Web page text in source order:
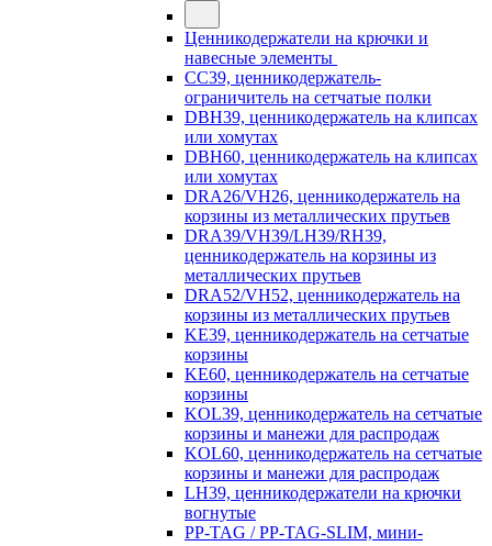
Ценникодержатели на крючки и
навесные элементы
CC39, ценникодержатель-
ограничитель на сетчатые полки
DBH39, ценникодержатель на клипсах
или хомутах
DBH60, ценникодержатель на клипсах
или хомутах
DRA26/VH26, ценникодержатель на
корзины из металлических прутьев
DRA39/VH39/LH39/RH39,
ценникодержатель на корзины из
металлических прутьев
DRA52/VH52, ценникодержатель на
корзины из металлических прутьев
KE39, ценникодержатель на сетчатые
корзины
KE60, ценникодержатель на сетчатые
корзины
KOL39, ценникодержатель на сетчатые
корзины и манежи для распродаж
KOL60, ценникодержатель на сетчатые
корзины и манежи для распродаж
LH39, ценникодержатели на крючки
вогнутые
PP-TAG / PP-TAG-SLIM, мини-